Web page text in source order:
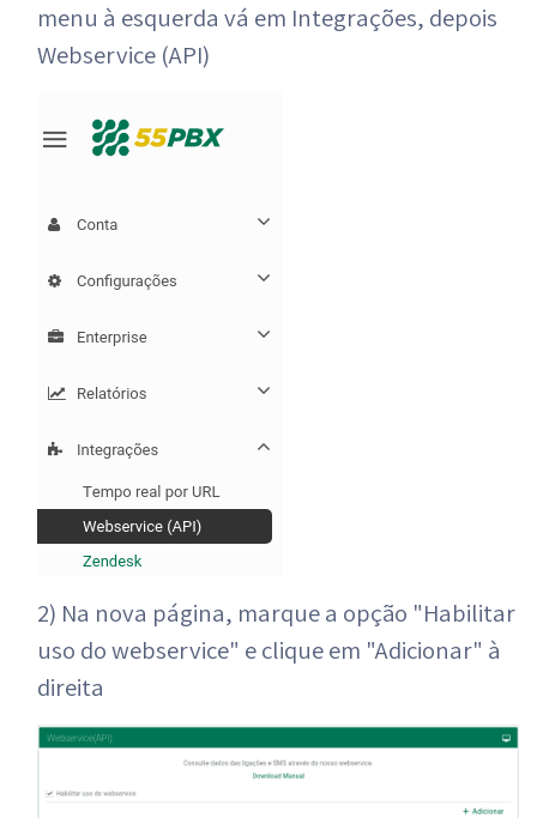
menu à esquerda vá em Integrações, depois
Webservice (API)
2) Na nova página, marque a opção "Habilitar
uso do webservice" e clique em "Adicionar" à
direita